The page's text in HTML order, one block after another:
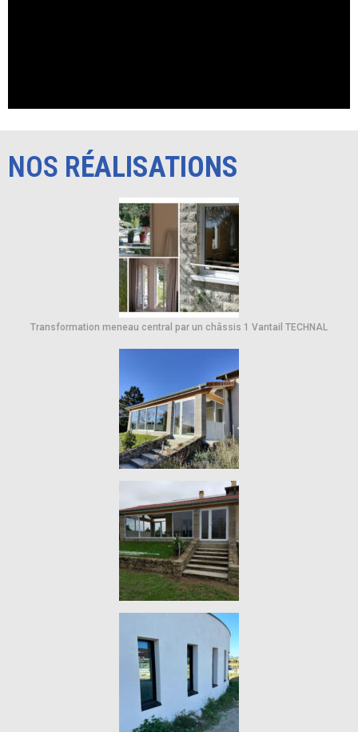
NOS RÉALISATIONS
Transformation meneau central par un châssis 1 Vantail TECHNAL